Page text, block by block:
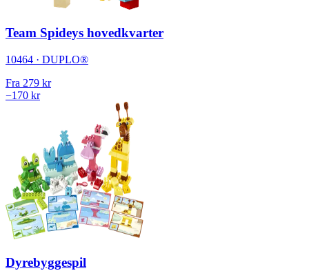
Team Spideys hovedkvarter
10464 · DUPLO®
Fra 279 kr
−170 kr
Dyrebyggespil